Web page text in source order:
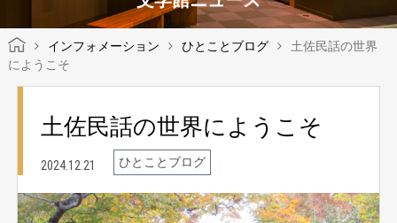
インフォメーション ひとことブログ
土佐民話の世界
にようこそ
土佐民話の世界にようこそ
2024.12.21 ひとことブログ